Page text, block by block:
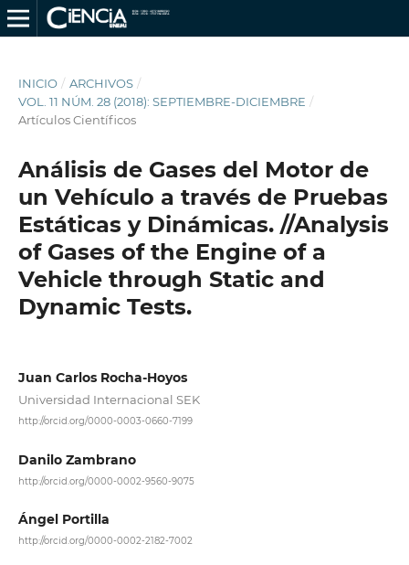
INICIO / ARCHIVOS /
VOL. 11 NÚM. 28 (2018): SEPTIEMBRE-DICIEMBRE /
Artículos Científicos
Análisis de Gases del Motor de
un Vehículo a través de Pruebas
Estáticas y Dinámicas. //Analysis
of Gases of the Engine of a
Vehicle through Static and
Dynamic Tests.
Juan Carlos Rocha-Hoyos
Universidad Internacional SEK
http://orcid.org/0000-0003-0660-7199
Danilo Zambrano
http://orcid.org/0000-0002-9560-9075
Ángel Portilla
http://orcid.org/0000-0002-2182-7002